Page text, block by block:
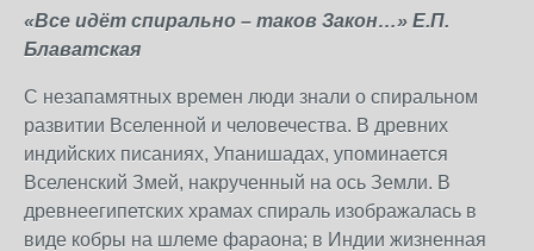
«Все идёт спирально – таков Закон…» Е.П.
Блаватская
С незапамятных времен люди знали о спиральном
развитии Вселенной и человечества. В древних
индийских писаниях, Упанишадах, упоминается
Вселенский Змей, накрученный на ось Земли. В
древнеегипетских храмах спираль изображалась в
виде кобры на шлеме фараона; в Индии жизненная